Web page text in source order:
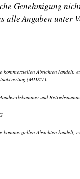
Genehmigung
alle Angaben unter
kommerziellen Absichten handelt,
(MDStV).
und
kommerziellen Absichten handelt,